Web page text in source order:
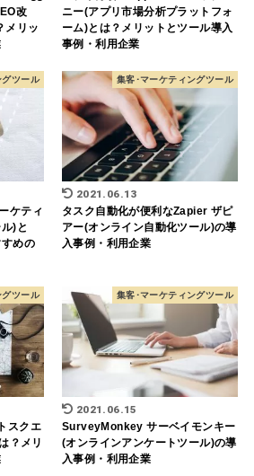
改
メリッ
ニー(アプリ市場分析プラットフォ
ーム)とは？メリットとツール導入
事例・利用企業
グツール
ケティ
)と
めの
集客･マーケティングツール
2021.06.13
タスク自動化が便利なZapier ザピ
アー(オンライン自動化ツール)の導
入事例・利用企業
グツール
スクエ
？メリ
集客･マーケティングツール
2021.06.15
SurveyMonkey サーベイモンキー
(オンラインアンケートツール)の導
入事例・利用企業